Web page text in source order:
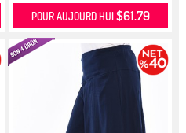
POUR AUJOURD HUI$61.79